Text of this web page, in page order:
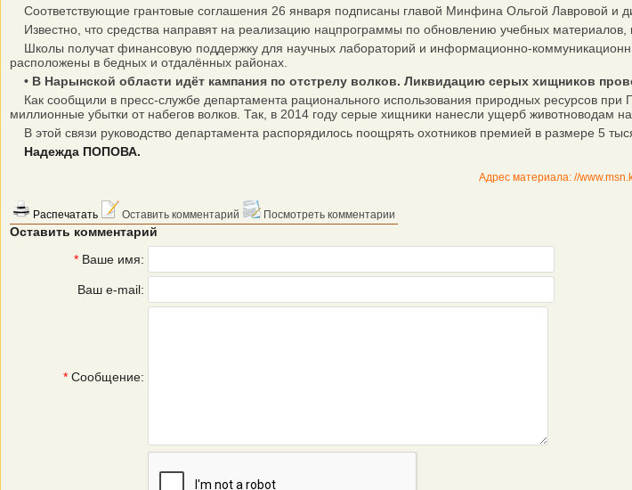
Соответствующие грантовые соглашения 26 января подписаны главой Минфина Ольгой Лавровой и
Известно, что средства направят на реализацию нацпрограммы по обновлению учебных материалов,
Школы получат финансовую поддержку для научных лабораторий и информационно-
расположены в бедных и отдалённых районах.
• В Нарынской области идёт кампания по отстрелу волков. Ликвидацию серых хищников
Как сообщили в пресс-службе департамента рационального использования природных ресурсов при
миллионные убытки от набегов волков. Так, в 2014 году серые хищники нанесли ущерб животноводам
В этой связи руководство департамента распорядилось поощрять охотников премией в размере 5
Надежда ПОПОВА.
Адрес материала: //
Распечатать Оставить комментарий Посмотреть комментарии
Оставить комментарий
* Ваше имя:
Ваш e-mail:
* Сообщение: